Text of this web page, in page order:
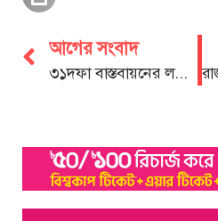
আগের সংবাদ
৩১দফা বাস্তবায়নের লক্ষ্যে কর্ণফুলীতে বিএনপির আলোচনা সভা